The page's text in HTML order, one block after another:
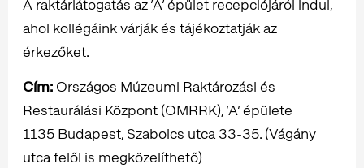
A raktárlátogatás az ’A’ épület recepciójáról indul,
ahol kollégáink várják és tájékoztatják az
érkezőket.
Cím: Országos Múzeumi Raktározási és
Restaurálási Központ (OMRRK), ’A’ épülete
1135 Budapest, Szabolcs utca 33-35. (Vágány
utca felől is megközelíthető)